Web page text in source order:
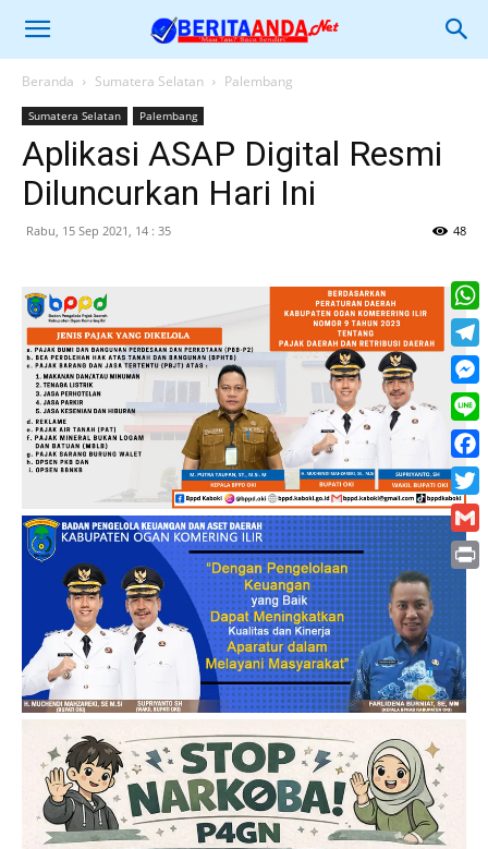
Beranda Sumatera Selatan Palembang
Sumatera Selatan Palembang
Aplikasi ASAP Digital Resmi
Diluncurkan Hari Ini
Rabu, 15 Sep 2021, 14 : 35 48
Line
Print